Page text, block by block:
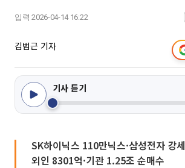
입력 2026-04-14 16:22
김범근 기자
기사 듣기
SK하이닉스 110만닉스·삼성전자 강세
외인 8301억·기관 1.25조 순매수